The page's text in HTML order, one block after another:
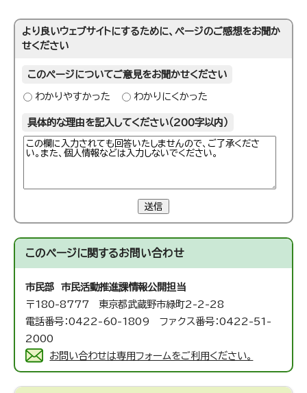
より良いウェブサイトにするために、ページのご感想をお聞か
せください
このページについてご意見をお聞かせください
わかりやすかった わかりにくかった
具体的な理由を記入してください（200字以内）
送信
このページに関するお問い合わせ
市民部 市民活動推進課情報公開担当
〒180-8777 東京都武蔵野市緑町2-2-28
電話番号：0422-60-1809 ファクス番号：0422-51-
2000
お問い合わせは専用フォームをご利用ください。